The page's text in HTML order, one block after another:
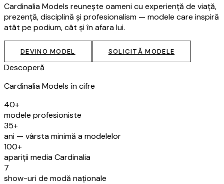
Cardinalia Models reunește oameni cu experiență de viață,
prezență, disciplină și profesionalism — modele care inspiră
atât pe podium, cât și în afara lui.
DEVINO MODEL SOLICITĂ MODELE
Descoperă
Cardinalia Models în cifre
40+
modele profesioniste
35+
ani — vârsta minimă a modelelor
100+
apariții media Cardinalia
7
show-uri de modă naționale